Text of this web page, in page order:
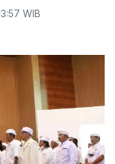
WIB